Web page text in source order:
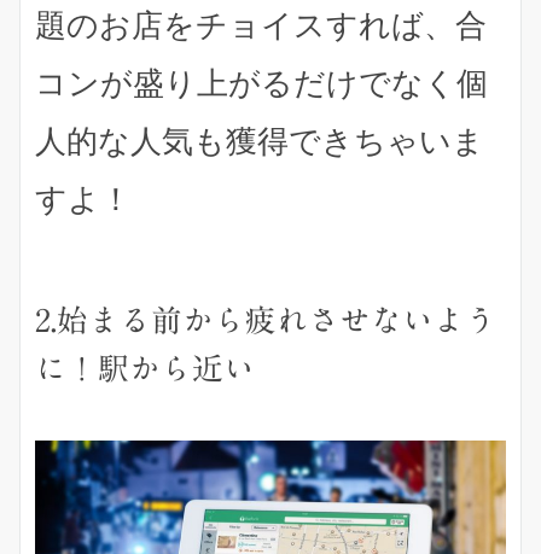
題のお店をチョイスすれば、 合
コンが盛り上がるだけでなく個
人的な人気も獲得できちゃいま
すよ！
2.始まる前から疲れさせないよう
に！駅から近い